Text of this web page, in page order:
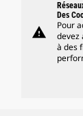
warning
Des
Pour
devez
à des